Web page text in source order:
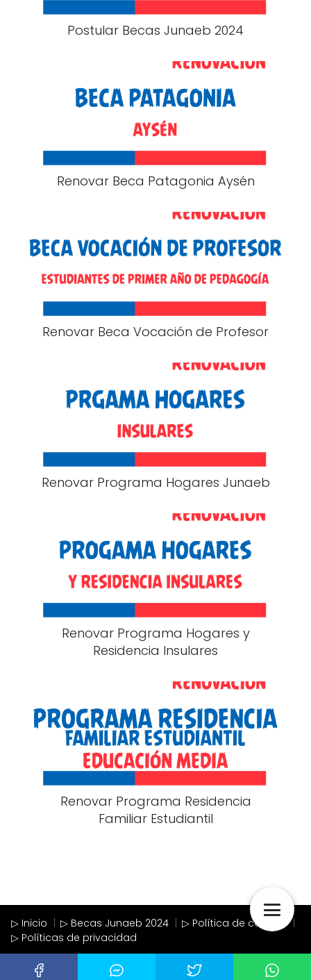
Postular Becas Junaeb 2024
Renovar Beca Patagonia Aysén
Renovar Beca Vocación de Profesor
Renovar Programa Hogares Junaeb
Renovar Programa Hogares y
Residencia Insulares
Renovar Programa Residencia
Familiar Estudiantil
▷ Inicio ▷ Becas Junaeb 2024
▷ Política de cookies
▷ Políticas de privacidad